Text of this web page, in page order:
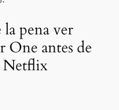
pena ver
One antes de
Netflix